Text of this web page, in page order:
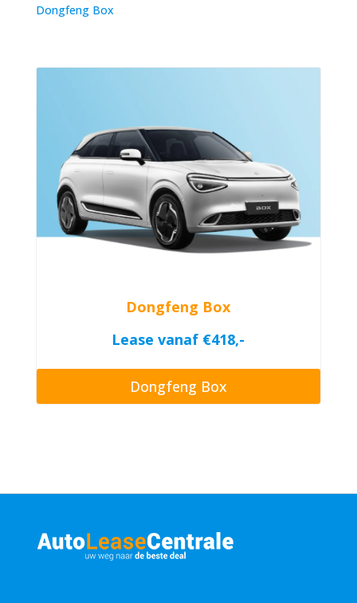
Dongfeng Box
Dongfeng Box
Lease vanaf €418,-
Dongfeng Box